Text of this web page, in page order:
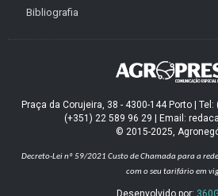
Bibliografia
Praça da Corujeira, 38 - 4300-144 Porto | Tel:
(+351) 22 589 96 29 | Email:
© 2015-2025,
Decreto-Lei nº 59/2021 Custo de Chamada para a
com o seu tarifário em
Desenvolvido por: